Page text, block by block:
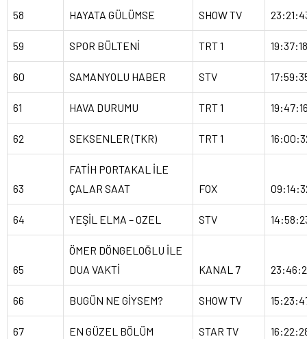
58 HAYATA GÜLÜMSE SHOW TV
59 SPOR BÜLTENİ TRT 1 19:37:18
60 SAMANYOLU HABER STV
61 HAVA DURUMU TRT 1
62 SEKSENLER (TKR) TRT 1
63
FATİH PORTAKAL İLE
ÇALAR SAAT
FOX
64 YEŞİL ELMA – OZEL STV
65
ÖMER DÖNGELOĞLU İLE
DUA VAKTİ
KANAL 7
66 BUGÜN NE GİYSEM? SHOW TV
67 EN GÜZEL BÖLÜM STAR TV